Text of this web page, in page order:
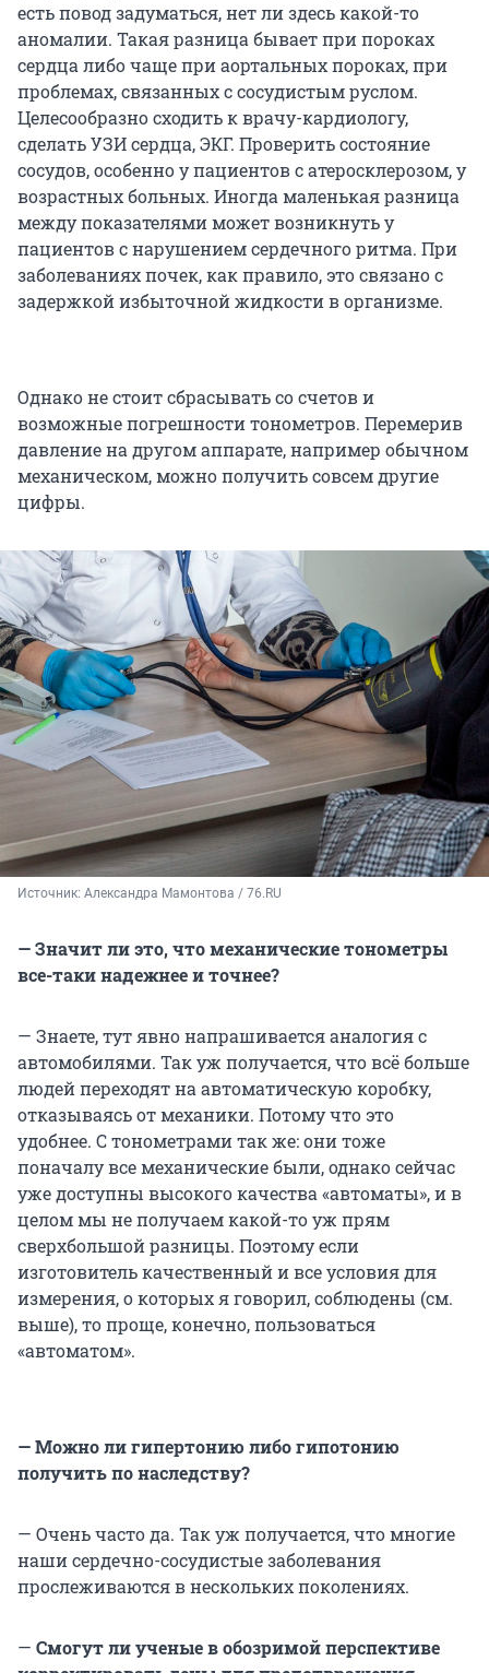
есть повод задуматься, нет ли здесь какой-то
аномалии. Такая разница бывает при пороках
сердца либо чаще при аортальных пороках, при
проблемах, связанных с сосудистым руслом.
Целесообразно сходить к врачу-кардиологу,
сделать УЗИ сердца, ЭКГ. Проверить состояние
сосудов, особенно у пациентов с атеросклерозом, у
возрастных больных. Иногда маленькая разница
между показателями может возникнуть у
пациентов с нарушением сердечного ритма. При
заболеваниях почек, как правило, это связано с
задержкой избыточной жидкости в организме.
Однако не стоит сбрасывать со счетов и
возможные погрешности тонометров. Перемерив
давление на другом аппарате, например обычном
механическом, можно получить совсем другие
цифры.
Источник: Александра Мамонтова / 76.RU
— Значит ли это, что механические тонометры
все-таки надежнее и точнее?
— Знаете, тут явно напрашивается аналогия с
автомобилями. Так уж получается, что всё больше
людей переходят на автоматическую коробку,
отказываясь от механики. Потому что это
удобнее. С тонометрами так же: они тоже
поначалу все механические были, однако сейчас
уже доступны высокого качества «автоматы», и в
целом мы не получаем какой-то уж прям
сверхбольшой разницы. Поэтому если
изготовитель качественный и все условия для
измерения, о которых я говорил, соблюдены (см.
выше), то проще, конечно, пользоваться
«автоматом».
— Можно ли гипертонию либо гипотонию
получить по наследству?
— Очень часто да. Так уж получается, что многие
наши сердечно-сосудистые заболевания
прослеживаются в нескольких поколениях.
— Смогут ли ученые в обозримой перспективе